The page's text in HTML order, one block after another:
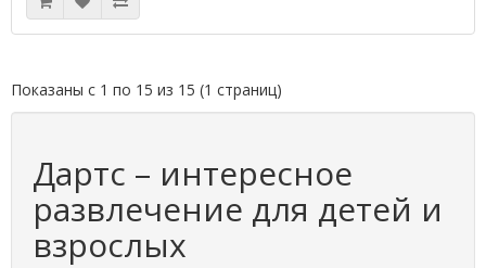
Показаны с 1 по 15 из 15 (1 страниц)
Дартс – интересное
развлечение для детей и
взрослых